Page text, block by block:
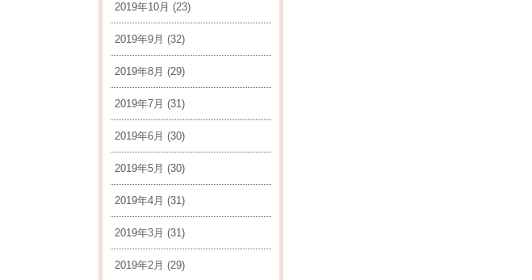
2019年10月 (23)
2019年9月 (32)
2019年8月 (29)
2019年7月 (31)
2019年6月 (30)
2019年5月 (30)
2019年4月 (31)
2019年3月 (31)
2019年2月 (29)